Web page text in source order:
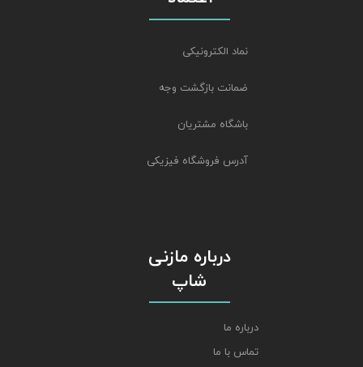
نماد الکترونیکی
ضمانت بازگشت وجه
باشگاه مشتریان
آدرس فروشگاه فیزیکی
درباره مازنی
شاپ
درباره ما
تماس با ما